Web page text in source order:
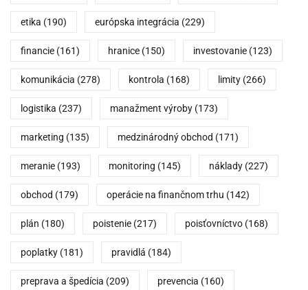
etika (190) európska integrácia (229)
financie (161) hranice (150) investovanie (123)
komunikácia (278) kontrola (168) limity (266)
logistika (237) manažment výroby (173)
marketing (135) medzinárodný obchod (171)
meranie (193) monitoring (145) náklady (227)
obchod (179) operácie na finančnom trhu (142)
plán (180) poistenie (217) poisťovníctvo (168)
poplatky (181) pravidlá (184)
preprava a špedícia (209) prevencia (160)